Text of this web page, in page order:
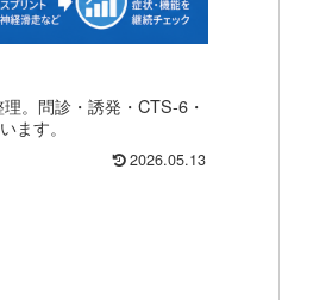
。問診・誘発・CTS-6・
ます。
2026.05.13